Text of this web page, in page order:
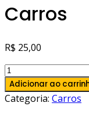
Carros
R$ 25,00
Carros
quantidade
Adicionar ao
Categoria: Carros